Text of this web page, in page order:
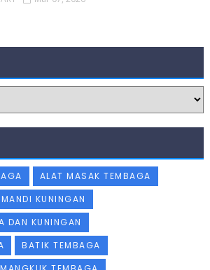
ALAT MASAK TEMBAGA
KUNINGAN
DAN KUNINGAN
BATIK TEMBAGA